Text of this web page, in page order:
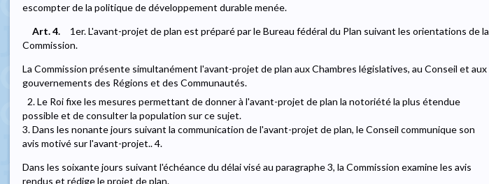
escompter de la politique de développement durable menée.
Art. 4.
1er. L'avant-projet de plan est préparé par le Bureau fédéral du Plan suivant les orientations de la
Commission.
La Commission présente simultanément l'avant-projet de plan aux Chambres législatives, au Conseil et aux
gouvernements des Régions et des Communautés.
2. Le Roi fixe les mesures permettant de donner à l'avant-projet de plan la notoriété la plus étendue
possible et de consulter la population sur ce sujet.
3. Dans les nonante jours suivant la communication de l'avant-projet de plan, le Conseil communique son
avis motivé sur l'avant-projet.. 4.
Dans les soixante jours suivant l'échéance du délai visé au paragraphe 3, la Commission examine les avis
rendus et rédige le projet de plan.